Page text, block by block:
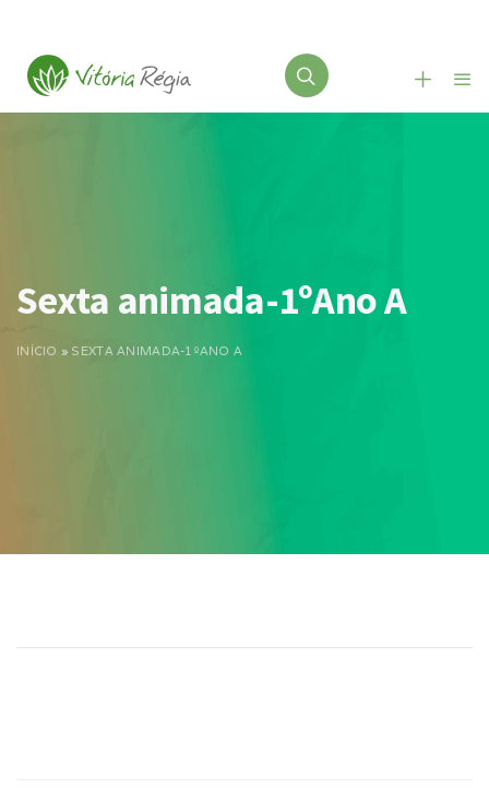
Sexta animada-1ºAno A
INÍCIO » SEXTA ANIMADA-1ºANO A